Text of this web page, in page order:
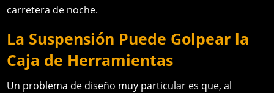
carretera de noche.
La Suspensión Puede Golpear la
Caja de Herramientas
Un problema de diseño muy particular es que, al